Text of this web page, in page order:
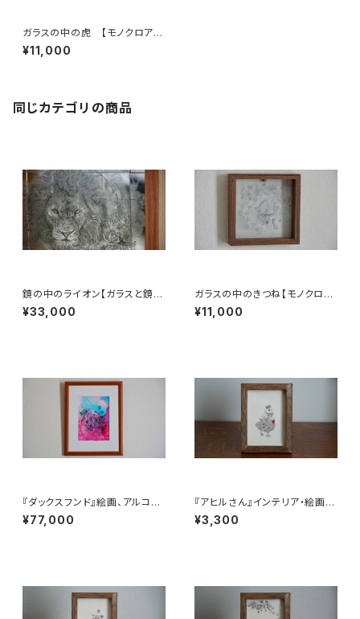
ガラスの中の虎 【モノクロアー
ト 絵画 花のある生活】
¥11,000
同じカテゴリの商品
鏡の中のライオン【ガラスと鏡の
アート、木製フレーム】
¥33,000
ガラスの中のきつね【モノクロア
ート、キツネガラスアート、絵画】
¥11,000
『ダックスフンド』絵画、アルコー
ルインクアート、線画、アート
¥77,000
『アヒルさん』インテリア・絵画・
ポストカード
¥3,300